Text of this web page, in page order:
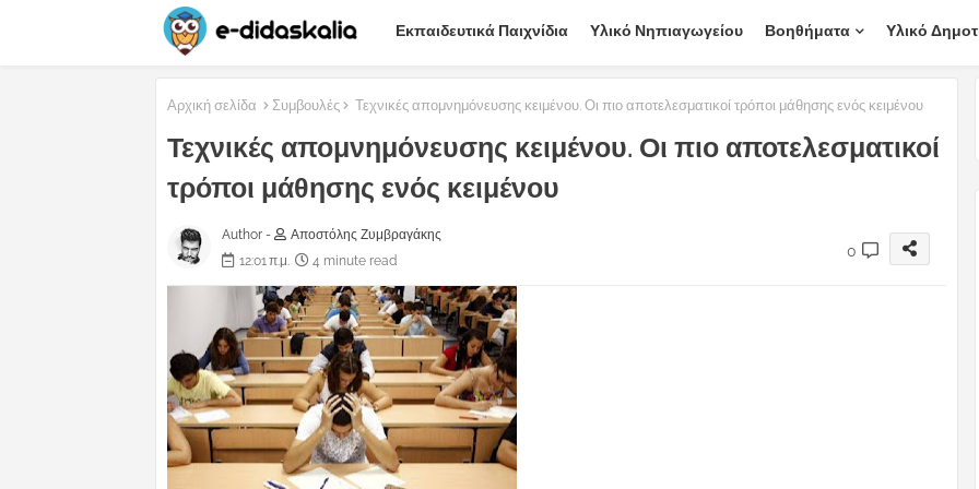
Εκπαιδευτικά Παιχνίδια Υλικό Νηπιαγωγείου Βοηθήματα Υλικό
Αρχική σελίδα Συμβουλές Τεχνικές απομνημόνευσης κειμένου. Οι πιο αποτελεσματικοί τρόποι μάθησης ενός κειμένου
Τεχνικές απομνημόνευσης κειμένου. Οι πιο αποτελεσματικοί
τρόποι μάθησης ενός κειμένου
Author -
Αποστόλης Ζυμβραγάκης
12:01 π.μ.
4 minute read
0